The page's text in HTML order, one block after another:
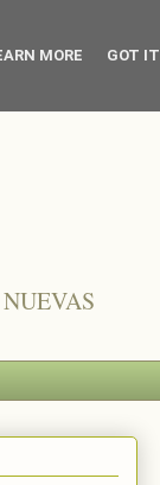
MORE GOT IT